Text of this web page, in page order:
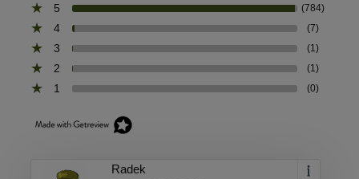
5
(784)
4 (7)
3 (1)
2 (1)
1 (0)
Radek